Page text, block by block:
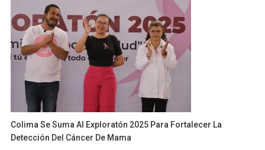
Colima Se Suma Al Exploratón 2025 Para Fortalecer La
Detección Del Cáncer De Mama